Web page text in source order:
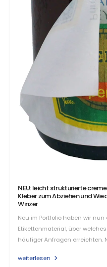
NEU: leicht strukturierte
Kleber zum Abziehen und
Winzer
Neu im Portfolio haben wir
Etikettenmaterial, über
häufiger Anfragen erreichten.
weiterlesen